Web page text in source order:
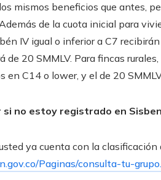
mismos beneficios que antes,
de la cuota inicial para
IV igual o inferior a C7
de 20 SMMLV. Para fincas
en C14 o lower, y el de 20
si no estoy registrado en
ya cuenta con la
Paginas/consulta-tu-